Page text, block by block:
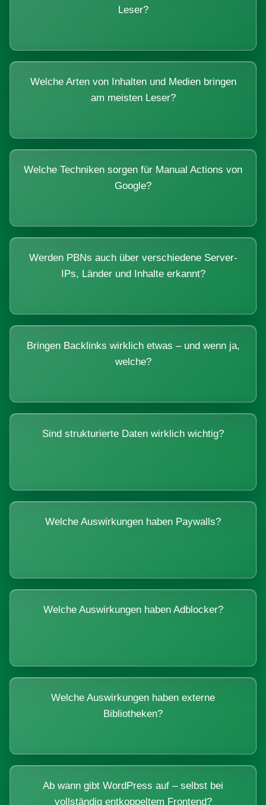
Leser?
Welche Arten von Inhalten und Medien bringen
am meisten Leser?
Welche Techniken sorgen für Manual Actions von
Google?
Werden PBNs auch über verschiedene Server-
IPs, Länder und Inhalte erkannt?
Bringen Backlinks wirklich etwas – und wenn ja,
welche?
Sind strukturierte Daten wirklich wichtig?
Welche Auswirkungen haben Paywalls?
Welche Auswirkungen haben Adblocker?
Welche Auswirkungen haben externe
Bibliotheken?
Ab wann gibt WordPress auf – selbst bei
vollständig entkoppeltem Frontend?